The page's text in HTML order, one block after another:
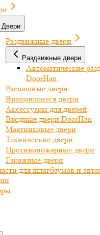
Двери
Раздвижные двери
Раздвижные двери
Автоматические
DoorHan
Распашные двери
Вращающиеся двери
Аксессуары для дверей
Входные двери DoorHan
Маятниковые двери
Технические двери
Противопожарные двери
Гаражные двери
для шлагбаумов и